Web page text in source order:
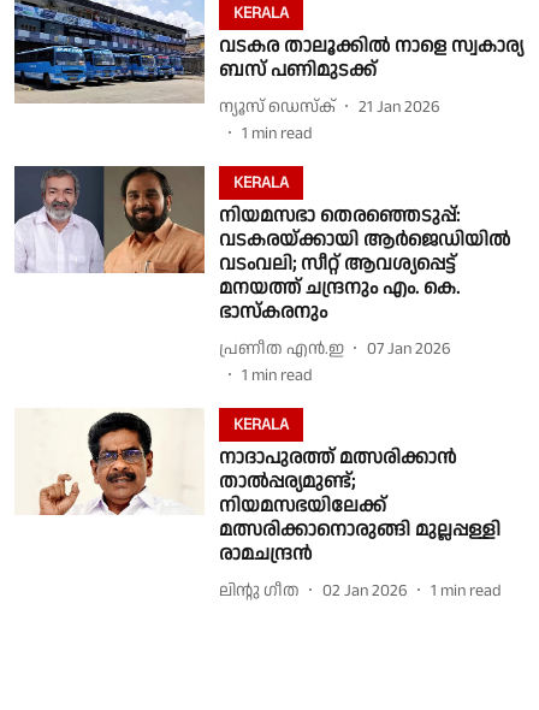
KERALA
വടകര താലൂക്കിൽ നാളെ സ്വകാര്യ
ബസ് പണിമുടക്ക്
ന്യൂസ് ഡെസ്ക്
21 Jan 2026
1 min read
KERALA
നിയമസഭാ തെരഞ്ഞെടുപ്പ്:
വടകരയ്ക്കായി ആർജെഡിയിൽ
വടംവലി; സീറ്റ് ആവശ്യപ്പെട്ട്
മനയത്ത് ചന്ദ്രനും എം. കെ.
ഭാസ്കരനും
പ്രണീത എന്‍.ഇ
07 Jan 2026
1 min read
KERALA
നാദാപുരത്ത് മത്സരിക്കാൻ
താൽപ്പര്യമുണ്ട്;
നിയമസഭയിലേക്ക്
മത്സരിക്കാനൊരുങ്ങി മുല്ലപ്പള്ളി
രാമചന്ദ്രൻ
ലിൻ്റു ഗീത 02 Jan 2026 1 min read